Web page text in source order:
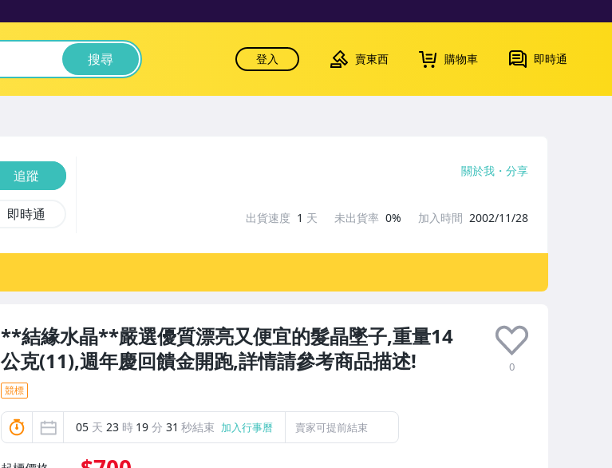
搜尋 登入 賣東西 購物車 即時通
**結緣水晶**嚴選優質漂亮又便宜的髮晶墜子,重量14
公克(11),週年慶回饋金開跑,詳情請參考商品描述!
0
競標
05 天 23 時 19 分 29 秒結束 加入行事曆 賣家可提前結束
追蹤
即時通
關於我 分享
出貨速度 1 天 未出貨率 0% 加入時間 2002/11/28